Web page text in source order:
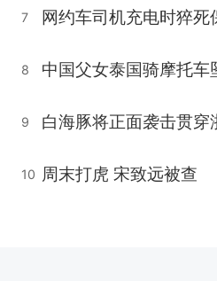
7 网约车司机充电时猝死
8
9 白海豚将正面袭击贯穿
10 周末打虎 宋致远被查